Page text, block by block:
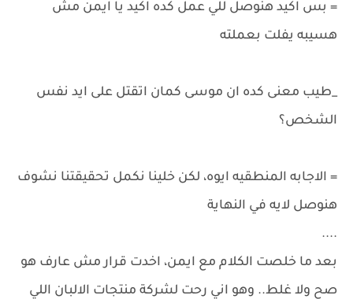
= بس اكيد هنوصل للي عمل كده اكيد يا ايمن مش
هسيبه يفلت بعملته
_طيب معنى كده ان موسى كمان اتقتل على ايد نفس
الشخص؟
= الاجابه المنطقيه ايوه، لكن خلينا نكمل تحقيقتنا نشوف
هنوصل لايه في النهاية
....
بعد ما خلصت الكلام مع ايمن، اخدت قرار مش عارف هو
صح ولا غلط.. وهو اني رحت لشركة منتجات الالبان اللي